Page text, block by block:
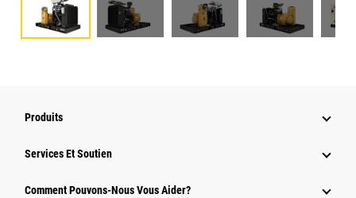
Produits
Services Et Soutien
Comment Pouvons-Nous Vous Aider?